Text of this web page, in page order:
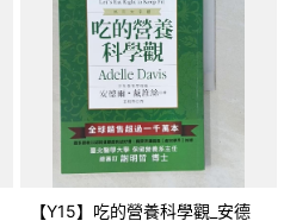
【Y15】吃的營養科學觀_安德